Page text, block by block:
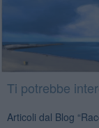
Ti potrebbe
Articoli dal Blog